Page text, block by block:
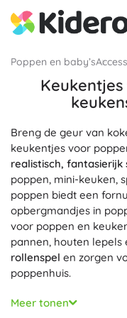
Poppen en baby’s
Breng de geur van
keukentjes voor
realistisch, fantasierijk
poppen, mini-keuken,
poppen biedt een
opbergmandjes in
voor poppen en
pannen, houten
rollenspel en zorgen
poppenhuis.
Kies een houten
duurzaam en prettig
Meer tonen